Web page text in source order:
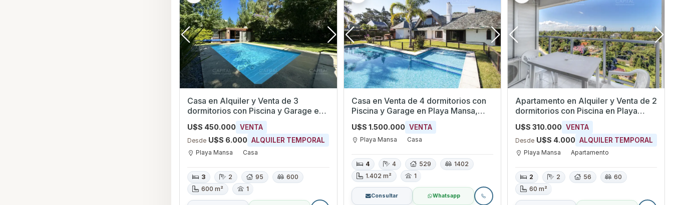
Casa en Alquiler y Venta de 3
dormitorios con Piscina y Garage en
Playa Mansa, Maldonado
U$S 450.000 VENTA
Desde U$S 6.000 ALQUILER TEMPORAL
Playa Mansa Casa
3 2 95
600
600 m²
1
Casa en Venta de 4 dormitorios con
Piscina y Garage en Playa Mansa,
U$S 1.500.000 VENTA
Playa Mansa Casa
4 4 529
1402
1.402 m²
1
Consultar Whatsapp
Apartamento en Alquiler y Venta de 2
dormitorios con Piscina en Playa
Mansa, Maldonado
U$S 310.000 VENTA
Desde U$S 4.000 ALQUILER TEMPORAL
Playa Mansa Apartamento
2 2 56
60
60 m²